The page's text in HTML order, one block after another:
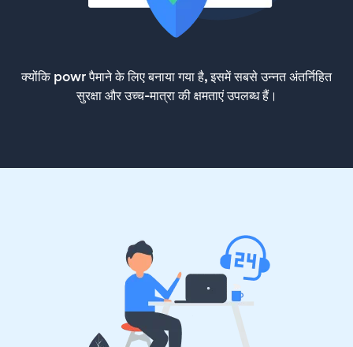
क्योंकि powr पैमाने के लिए बनाया गया है, इसमें सबसे उन्नत अंतर्निहित
सुरक्षा और उच्च-मात्रा की क्षमताएं उपलब्ध हैं।